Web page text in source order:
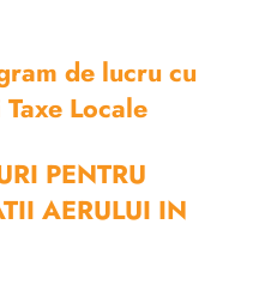
de lucru cu
Locale
PENTRU
AERULUI IN